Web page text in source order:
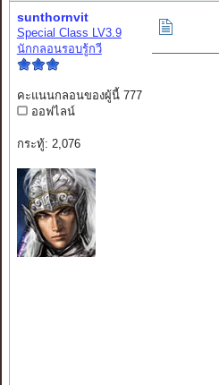
sunthornvit
Special Class LV3.9
นักกลอนรอบรู้กวี
คะแนนกลอนของผู้นี้ 777
ออฟไลน์
กระทู้: 2,076